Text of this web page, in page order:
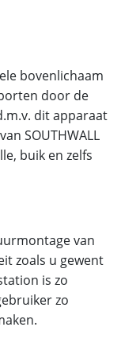
bovenlichaam
door de
dit apparaat
SOUTHWALL
buik en zelfs
van
zoals u gewent
is zo
zo